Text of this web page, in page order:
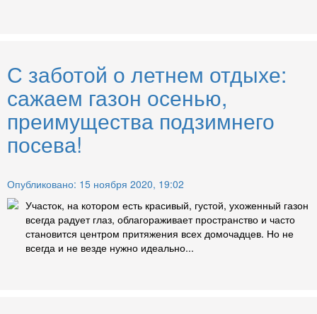
С заботой о летнем отдыхе:
сажаем газон осенью,
преимущества подзимнего
посева!
Опубликовано: 15 ноября 2020, 19:02
Участок, на котором есть красивый, густой, ухоженный газон
всегда радует глаз, облагораживает пространство и часто
становится центром притяжения всех домочадцев. Но не
всегда и не везде нужно идеально...